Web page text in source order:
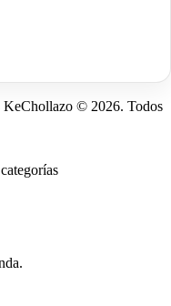
© 2026. Todos